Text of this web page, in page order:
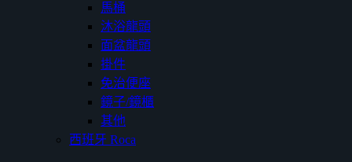
馬桶
沐浴龍頭
面盆龍頭
掛件
免治便座
鏡子/鏡櫃
其他
西班牙 Roca